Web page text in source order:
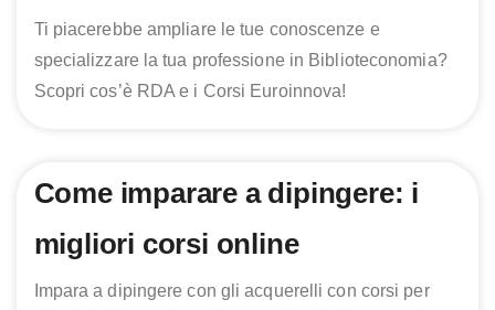
Ti piacerebbe ampliare le tue conoscenze e
specializzare la tua professione in Biblioteconomia?
Scopri cos’è RDA e i Corsi Euroinnova!
Come imparare a dipingere: i
migliori corsi online
Impara a dipingere con gli acquerelli con corsi per